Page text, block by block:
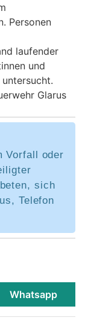
Personen
laufender
und
Glarus
Vorfall oder
sich
Telefon
Whatsapp